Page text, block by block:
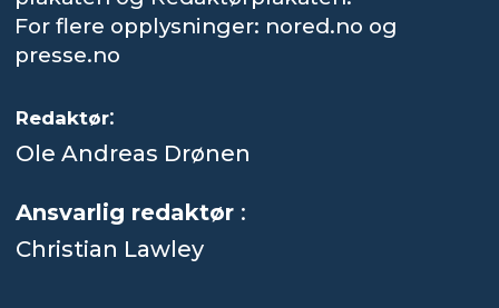
For flere opplysninger: nored.no og
presse.no
Redaktør:
Ole Andreas Drønen
Ansvarlig redaktør :
Christian Lawley